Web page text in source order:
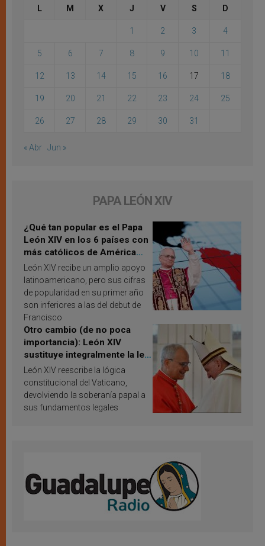
L M X J V S D
1 2 3 4
5 6 7 8 9 10 11
12 13 14 15 16 17 18
19 20 21 22 23 24 25
26 27 28 29 30 31
« Abr Jun »
PAPA LEÓN XIV
¿Qué tan popular es el Papa
León XIV en los 6 países con
más católicos de América
Latina en 2026? Publican
resultados de investigación
León XIV recibe un amplio apoyo
latinoamericano, pero sus cifras
de popularidad en su primer año
son inferiores a las del debut de
Francisco
Otro cambio (de no poca
importancia): León XIV
sustituye integralmente la ley
vaticana de Papa Francisco
León XIV reescribe la lógica
constitucional del Vaticano,
devolviendo la soberanía papal a
sus fundamentos legales